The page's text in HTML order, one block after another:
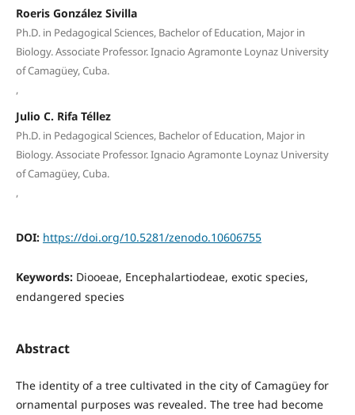
Roeris González Sivilla
Ph.D. in Pedagogical Sciences, Bachelor of Education, Major in
Biology. Associate Professor. Ignacio Agramonte Loynaz University
of Camagüey, Cuba.
,
Julio C. Rifa Téllez
Ph.D. in Pedagogical Sciences, Bachelor of Education, Major in
Biology. Associate Professor. Ignacio Agramonte Loynaz University
of Camagüey, Cuba.
,
DOI: https://doi.org/10.5281/zenodo.10606755
Keywords: Diooeae, Encephalartiodeae, exotic species,
endangered species
Abstract
The identity of a tree cultivated in the city of Camagüey for
ornamental purposes was revealed. The tree had become